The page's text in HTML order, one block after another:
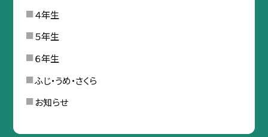
４年生
５年生
６年生
ふじ・うめ・さくら
お知らせ